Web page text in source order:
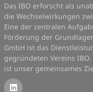
Das IBO erforscht als
die Wechselwirkungen
Eine der zentralen
Förderung der
GmbH ist das
gegründeten Vereins
ist unser gemeinsames